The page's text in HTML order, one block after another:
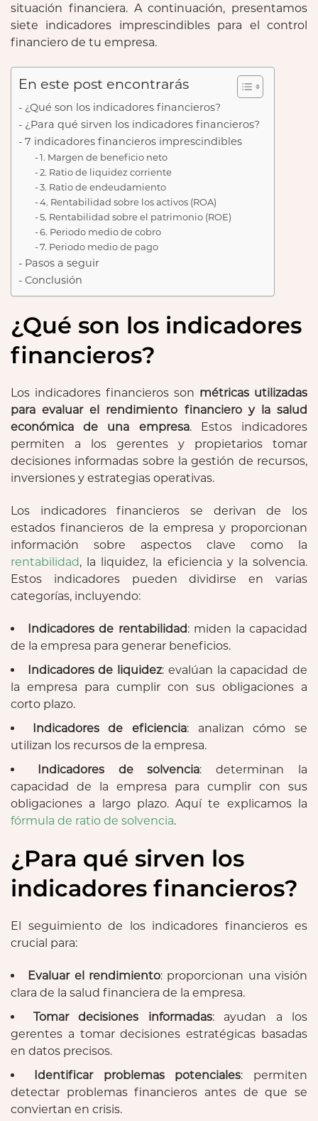
situación financiera. A continuación, presentamos
siete indicadores imprescindibles para el control
financiero de tu empresa.
En este post encontrarás
¿Qué son los indicadores financieros?
¿Para qué sirven los indicadores financieros?
7 indicadores financieros imprescindibles
1. Margen de beneficio neto
2. Ratio de liquidez corriente
3. Ratio de endeudamiento
4. Rentabilidad sobre los activos (ROA)
5. Rentabilidad sobre el patrimonio (ROE)
6. Periodo medio de cobro
7. Periodo medio de pago
Pasos a seguir
Conclusión
¿Qué son los indicadores
financieros?
Los indicadores financieros son métricas utilizadas
para evaluar el rendimiento financiero y la salud
económica de una empresa. Estos indicadores
permiten a los gerentes y propietarios tomar
decisiones informadas sobre la gestión de recursos,
inversiones y estrategias operativas.
Los indicadores financieros se derivan de los
estados financieros de la empresa y proporcionan
información sobre aspectos clave como la
rentabilidad, la liquidez, la eficiencia y la solvencia.
Estos indicadores pueden dividirse en varias
categorías, incluyendo:
Indicadores de rentabilidad: miden la capacidad
de la empresa para generar beneficios.
Indicadores de liquidez: evalúan la capacidad de
la empresa para cumplir con sus obligaciones a
corto plazo.
Indicadores de eficiencia: analizan cómo se
utilizan los recursos de la empresa.
Indicadores de solvencia: determinan la
capacidad de la empresa para cumplir con sus
obligaciones a largo plazo. Aquí te explicamos la
fórmula de ratio de solvencia.
¿Para qué sirven los
indicadores financieros?
El seguimiento de los indicadores financieros es
crucial para:
Evaluar el rendimiento: proporcionan una visión
clara de la salud financiera de la empresa.
Tomar decisiones informadas: ayudan a los
gerentes a tomar decisiones estratégicas basadas
en datos precisos.
Identificar problemas potenciales: permiten
detectar problemas financieros antes de que se
conviertan en crisis.